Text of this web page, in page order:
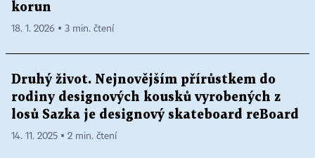
korun
18. 1. 2026 ▪ 3 min. čtení
Druhý život. Nejnovějším přírůstkem do
rodiny designových kousků vyrobených z
losů Sazka je designový skateboard reBoard
14. 11. 2025 ▪ 2 min. čtení